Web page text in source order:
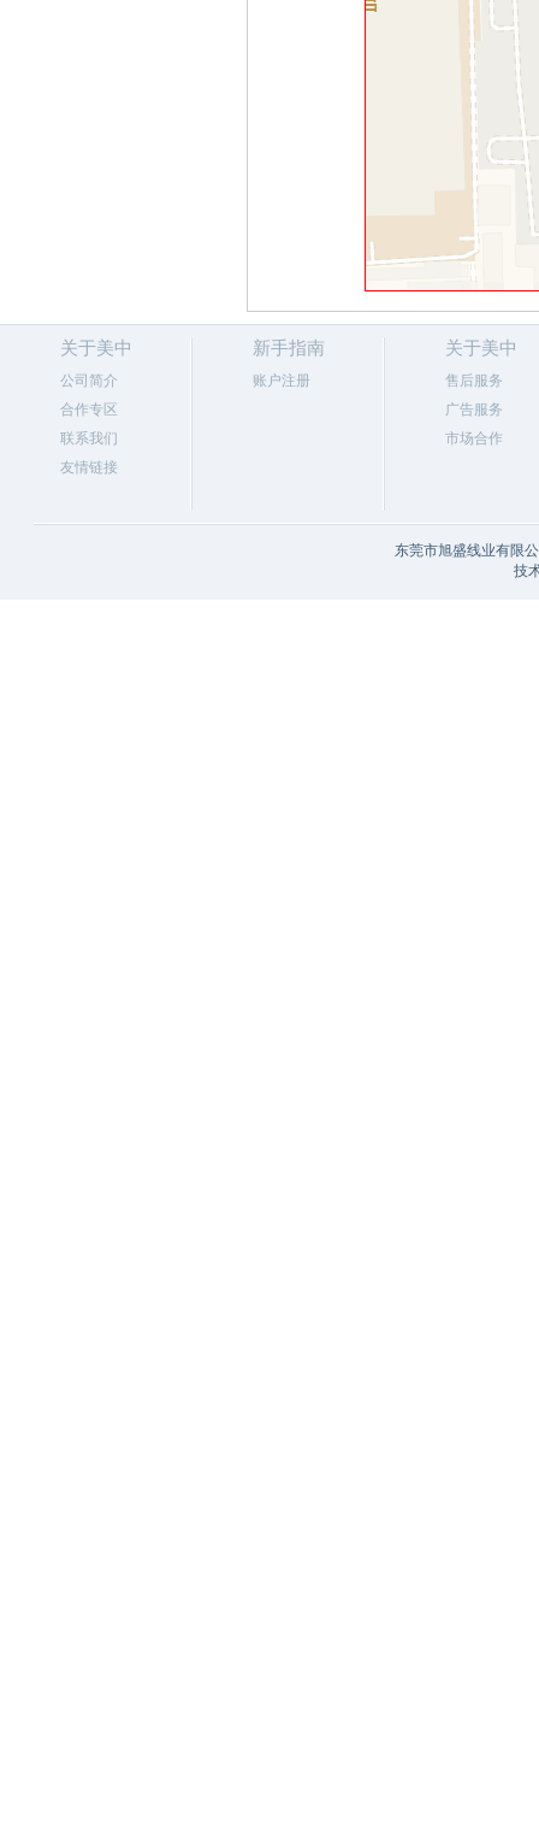
关于美中
公司简介
合作专区
联系我们
友情链接
新手指南
账户注册
关于美中
售后服务
广告服务
市场合作
东莞市旭盛线业有限
技